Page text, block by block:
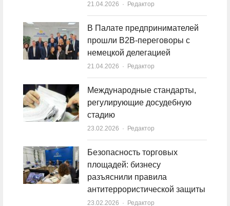
21.04.2026 Author
Редактор
В Палате предпринимателей
прошли B2B-переговоры с
немецкой делегацией
21.04.2026 Author
Редактор
Международные стандарты,
регулирующие досудебную
стадию
23.02.2026 Author
Редактор
Безопасность торговых
площадей: бизнесу
разъяснили правила
антитеррористической защиты
23.02.2026 Author
Редактор